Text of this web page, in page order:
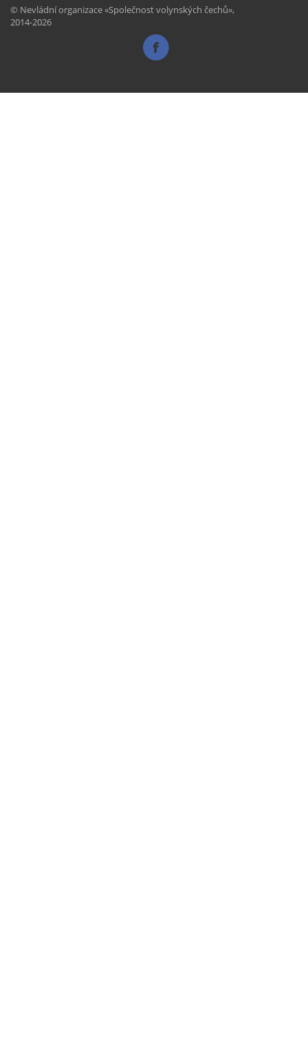
© Nevládní organizace «Společnost volynských čechů»,
2014-2026